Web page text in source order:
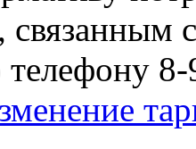
связанным
телефону